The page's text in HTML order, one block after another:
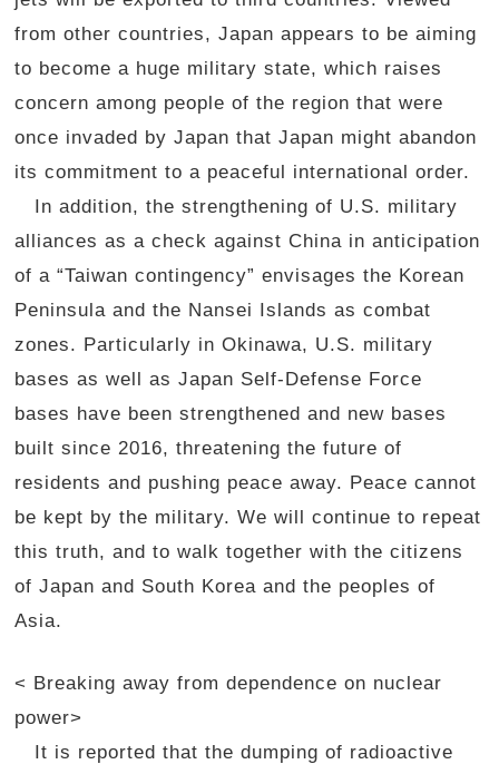
from other countries, Japan appears to be aiming
to become a huge military state, which raises
concern among people of the region that were
once invaded by Japan that Japan might abandon
its commitment to a peaceful international order.
In addition, the strengthening of U.S. military
alliances as a check against China in anticipation
of a “Taiwan contingency” envisages the Korean
Peninsula and the Nansei Islands as combat
zones. Particularly in Okinawa, U.S. military
bases as well as Japan Self-Defense Force
bases have been strengthened and new bases
built since 2016, threatening the future of
residents and pushing peace away. Peace cannot
be kept by the military. We will continue to repeat
this truth, and to walk together with the citizens
of Japan and South Korea and the peoples of
Asia.
< Breaking away from dependence on nuclear
power>
It is reported that the dumping of radioactive